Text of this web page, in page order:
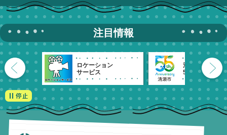
注目情報
ロケーション
サービス
清瀬市
55周年記念